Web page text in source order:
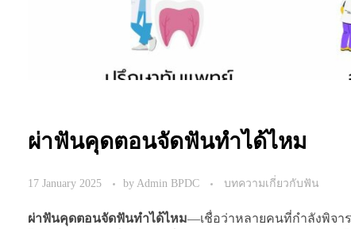
ผ่าฟันคุดตอนจัดฟันทำได้ไหม
17 January 2025 by Admin BPDC บทความเกี่ยวกับฟัน
ผ่าฟันคุดตอนจัดฟันทำได้ไหม—เชื่อว่าหลายคนที่กำลังพิจา